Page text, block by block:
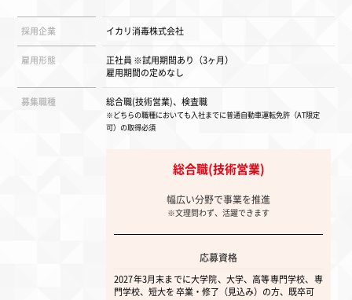
検査職
キャリアアップとしての職種
岐阜営業所
中途・総合職(技術営業)
新卒・総合職(技術営業)
新卒・検査職
異物分析課
新卒・検査職
微生物検査グループ
中途・総合職(技術
海外事業部
採用企業 イカリ消毒株式会社
雇用形態
正社員 ※試用期間あり（3ヶ月）
雇用期間の定めなし
募集職種 総合職(技術営業)、検査職
※どちらの職種においても入社までに普通自動車運転免許（AT限定
可）の取得必須
総合職(技術営業)
幅広い分野で事業を推進
※文理問わず、活躍できます
応募資格
2027年3月末までに大学院、大学、高等専門学校、専
門学校、短大を 卒業・修了（見込み）の方、既卒可